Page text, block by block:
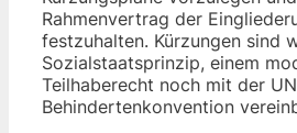
Rahmenvertrag der
festzuhalten. Kürzungen sind
Sozialstaatsprinzip, einem
Teilhaberecht noch mit der
Behindertenkonvention